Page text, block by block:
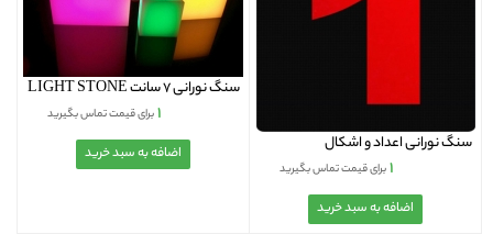
سنگ نورانی اعداد و اشکال
۱برای قیمت تماس بگیرید
سنگ نورانی 7 سانت LIGHT STONE
۱برای قیمت تماس بگیرید